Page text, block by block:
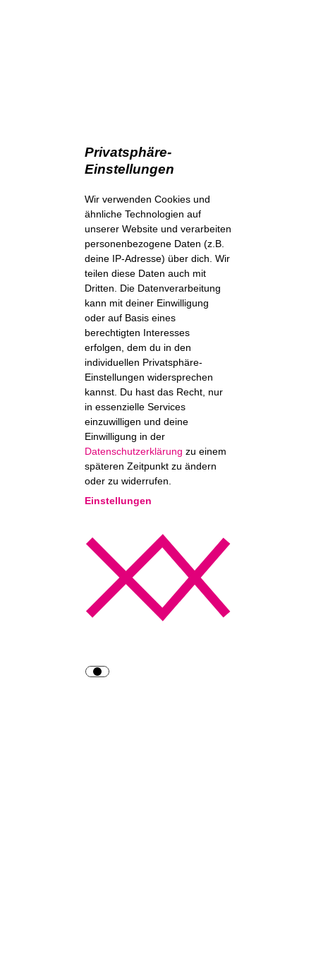
Privatsphäre-
Einstellungen
Wir verwenden Cookies und
ähnliche Technologien auf
unserer Website und verarbeiten
personenbezogene Daten (z.B.
deine IP-Adresse) über dich. Wir
teilen diese Daten auch mit
Dritten. Die Datenverarbeitung
kann mit deiner Einwilligung
oder auf Basis eines
berechtigten Interesses
erfolgen, dem du in den
individuellen Privatsphäre-
Einstellungen widersprechen
kannst. Du hast das Recht, nur
in essenzielle Services
einzuwilligen und deine
Einwilligung in der
Datenschutzerklärung zu einem
späteren Zeitpunkt zu ändern
oder zu widerrufen.
Einstellungen